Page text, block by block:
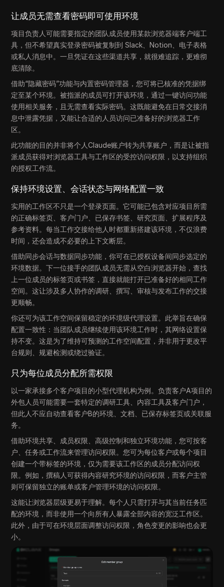
让成员无需查看密码即可使用环境
项目负责人可能需要指定的团队成员使用某款浏览器端客户端工
具，但不希望真实登录密码被复制到 Slack、Notion、电子表格
或私人消息中。一旦凭证在这些渠道共享，就很难追踪，更难彻
底清除。
借助“隐藏密码”功能与内置密码管理器，您可将已核准的凭据绑
定至某个环境。被指派的成员可打开该环境，通过一键访问功能
使用相关服务，且无需查看实际密码。这既能避免在日常交接消
息中泄露凭据，又能让合适的人员访问已准备好的浏览器工作
区。
此功能的目的并非将个人Claude账户转为共享账户，而是让被指
派成员获得对浏览器工具与工作区的受控访问权限，以支持组织
的授权工作流。
保持环境设置、会话状态与网络配置一致
实用的工作区不只是一个登录页面。它可能已包含对应项目所需
的正确标签页、客户门户、已保存书签、研究页面、扩展程序及
参考资料。每当工作交接给他人时都重新搭建该环境，不仅浪费
时间，还会造成不必要的上下文断层。
借助同步会话与数据同步功能，你可在已授权设备间同步选定的
环境数据。下一位接手的团队成员无需从空白浏览器开始，查找
上一位成员的标签页或书签，直接就能打开已准备好的相同工作
空间。这让涉及多人协作的调研、撰写、审核与发布工作的交接
更顺畅。
你还可为该工作空间保留稳定的环境级代理设置。此举旨在确保
配置一致性：当团队成员继续使用该环境工作时，其网络设置保
持不变。这是为了维持可预测的工作空间配置，并非用于更改平
台规则、规避检测或绕过验证。
只为每位成员分配所需权限
以一家承接多个客户项目的小型代理机构为例。负责客户A项目的
外包人员可能需要一套特定的调研工具、内容工具及客户门户，
但此人不应自动查看客户B的环境、文档、已保存标签页或关联服
务。
借助环境共享、成员权限、高级控制和独立环境功能，您可按客
户、任务或工作流来管理访问权限。您可为每位客户或每个项目
创建一个带标签的环境，仅为需要该工作区的成员分配访问权
限。例如，撰稿人可获得内容研究环境的访问权限，而客户主管
则可保留独立的账单或客户管理环境的访问权限。
这能让浏览器层级更易于理解。每个人只需打开与其当前任务匹
配的环境，而非使用一个向所有人暴露全部内容的宽泛工作区。
此外，由于可在环境层面调整访问权限，角色变更的影响也会更
小。